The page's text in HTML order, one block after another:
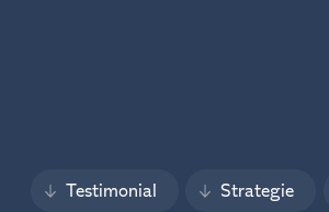
Testimonial Strategie